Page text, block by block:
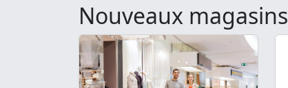
Nouveaux